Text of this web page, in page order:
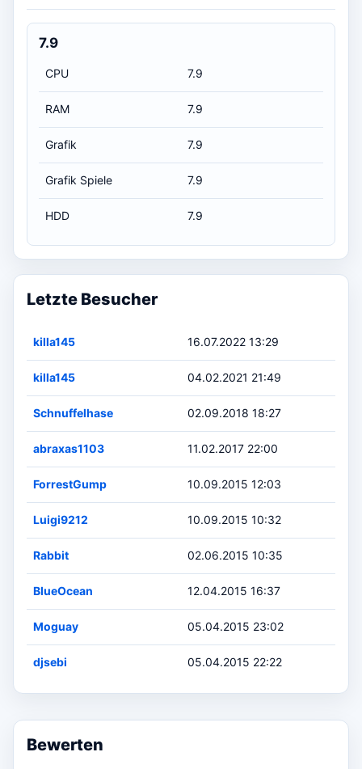
7.9
CPU 7.9
RAM 7.9
Grafik 7.9
Grafik Spiele 7.9
HDD 7.9
Letzte Besucher
killa145 16.07.2022 13:29
killa145 04.02.2021 21:49
Schnuffelhase 02.09.2018 18:27
abraxas1103 11.02.2017 22:00
ForrestGump 10.09.2015 12:03
Luigi9212 10.09.2015 10:32
Rabbit 02.06.2015 10:35
BlueOcean 12.04.2015 16:37
Moguay 05.04.2015 23:02
djsebi 05.04.2015 22:22
Bewerten